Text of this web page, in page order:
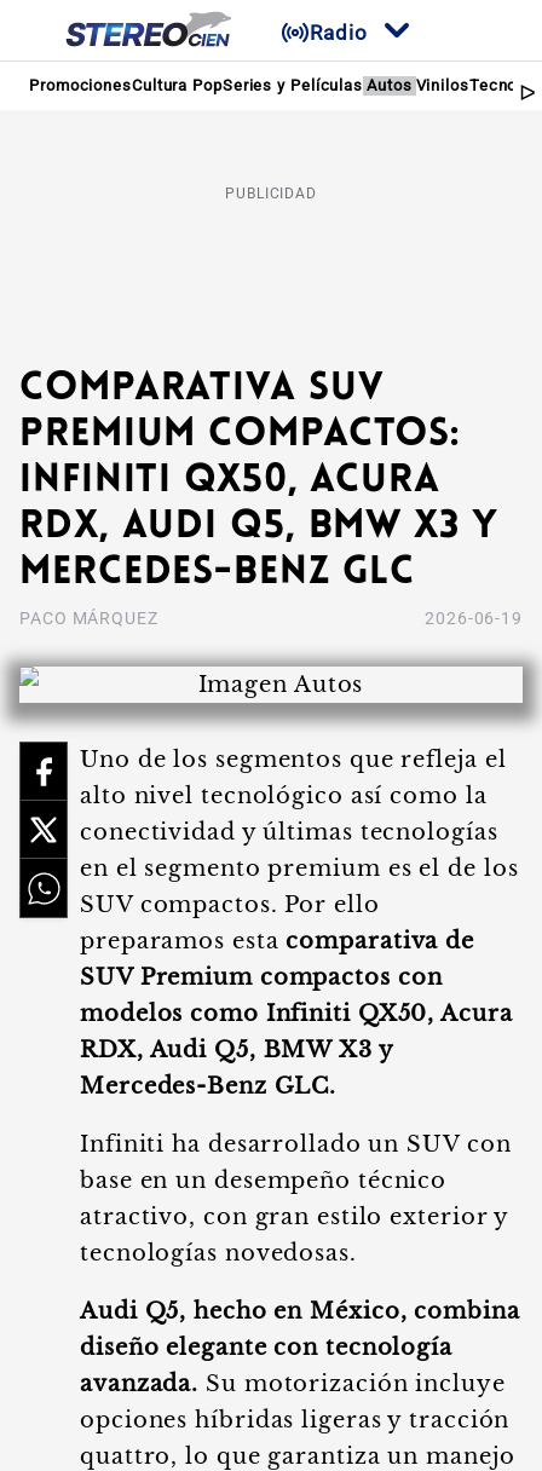
Radio
PromocionesCultura PopSeries y Películas Autos Vinilos
PUBLICIDAD
Comparativa SUV
Premium compactos:
Infiniti QX50, Acura
RDX, Audi Q5, BMW X3 y
Mercedes-Benz GLC
PACO MÁRQUEZ 2026-06-19
Uno de los segmentos que refleja el
alto nivel tecnológico así como la
conectividad y últimas tecnologías
en el segmento premium es el de los
SUV compactos. Por ello
preparamos estacomparativa de
SUV Premium compactos con
modelos como Infiniti QX50, Acura
RDX, Audi Q5, BMW X3 y
Mercedes-Benz GLC.
Infiniti ha desarrollado un SUV con
base en un desempeño técnico
atractivo, con gran estilo exterior y
tecnologías novedosas.
Audi Q5, hecho en México, combina
diseño elegante con tecnología
avanzada. Su motorización incluye
opciones híbridas ligeras y tracción
quattro, lo que garantiza un manejo